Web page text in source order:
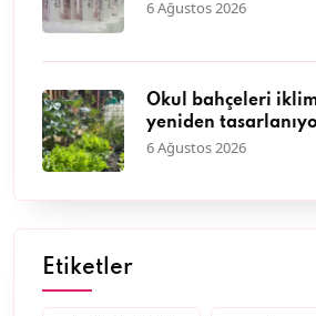
6 Ağustos 2026
Okul bahçeleri
yeniden
6 Ağustos 2026
Etiketler